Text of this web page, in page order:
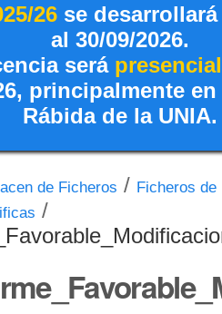
26 se desarrollará
al 30/09/2026.
será presencial
principalmente
Rábida de la UNIA.
de Ficheros / Ficheros de
/